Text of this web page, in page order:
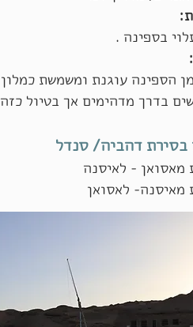
בספינה .
הספינה עוגנת ומשמשת
בדרך מדהימים אך בטיול
בסירת דהביה/ סנדל